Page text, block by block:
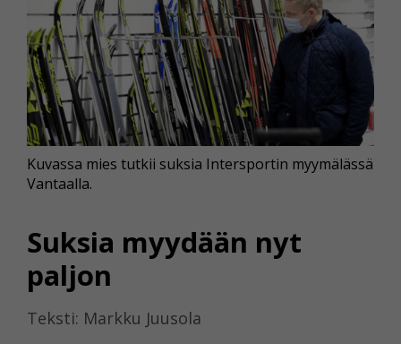
Suksia myydään nyt
paljon
Teksti: Markku Juusola
Kuvassa mies tutkii suksia Intersportin myymälässä
Vantaalla.